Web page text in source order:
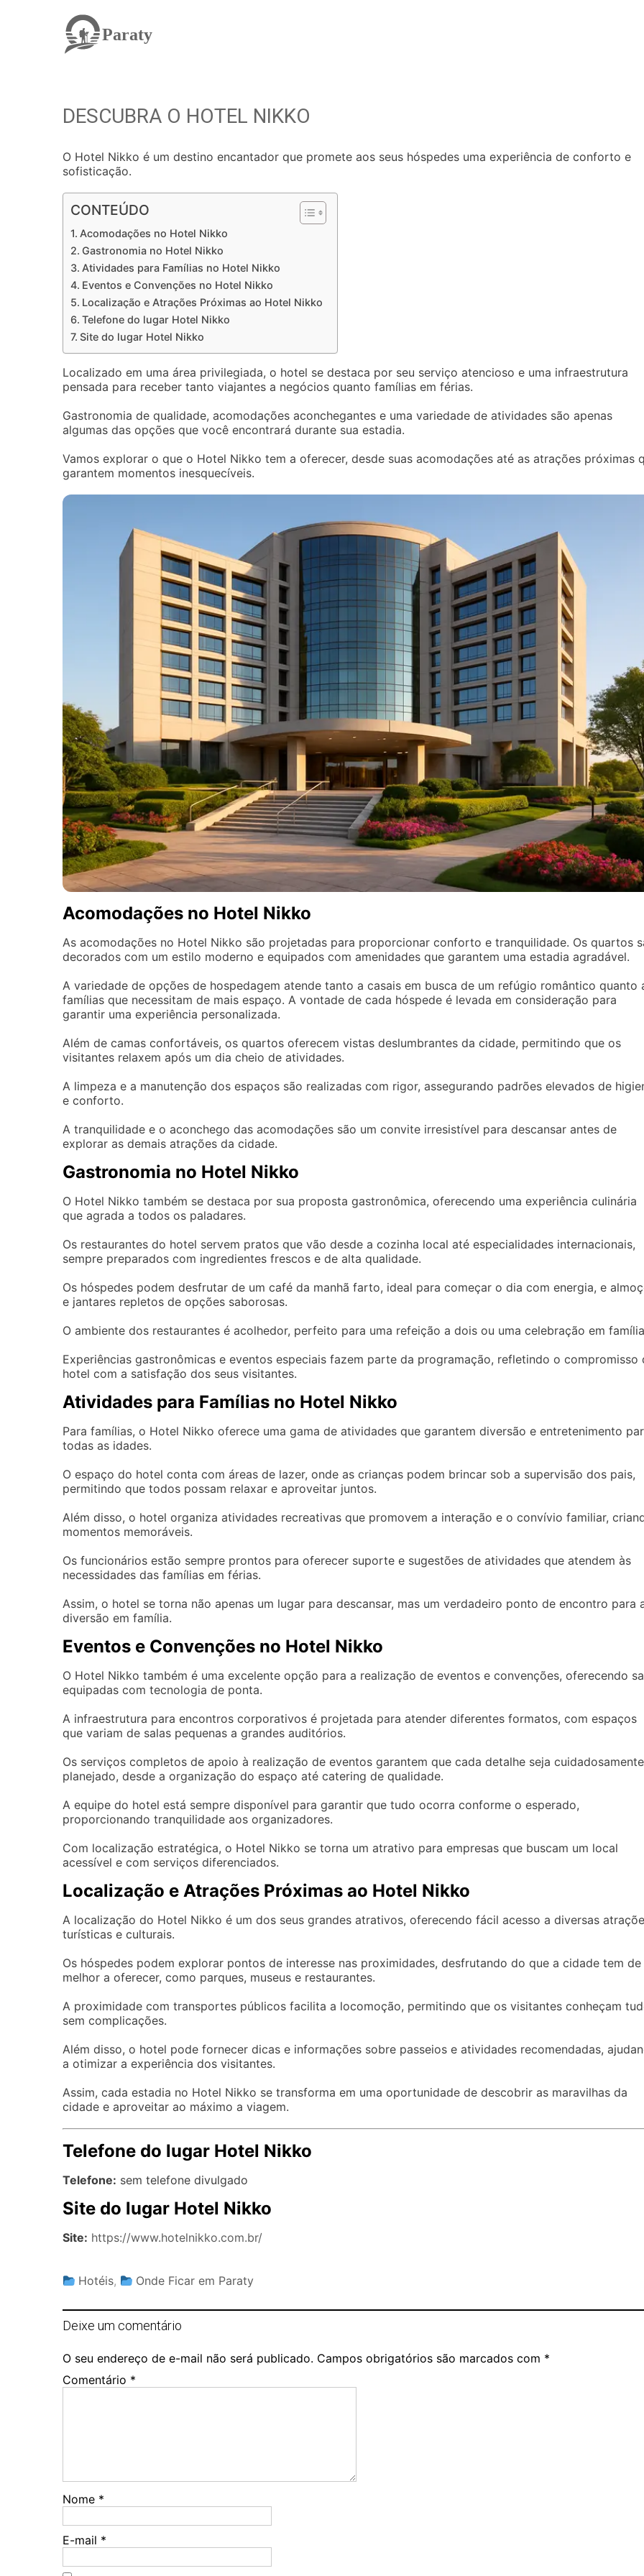
Paraty
DESCUBRA O HOTEL NIKKO
O Hotel Nikko é um destino encantador que promete aos seus hóspedes uma experiência de conforto e
sofisticação.
CONTEÚDO
Acomodações no Hotel Nikko
Gastronomia no Hotel Nikko
Atividades para Famílias no Hotel Nikko
Eventos e Convenções no Hotel Nikko
Localização e Atrações Próximas ao Hotel Nikko
Telefone do lugar Hotel Nikko
Site do lugar Hotel Nikko
Localizado em uma área privilegiada, o hotel se destaca por seu serviço atencioso e uma infraestrutura
pensada para receber tanto viajantes a negócios quanto famílias em férias.
Gastronomia de qualidade, acomodações aconchegantes e uma variedade de atividades são apenas
algumas das opções que você encontrará durante sua estadia.
Vamos explorar o que o Hotel Nikko tem a oferecer, desde suas acomodações até as atrações próximas
garantem momentos inesquecíveis.
Acomodações no Hotel Nikko
As acomodações no Hotel Nikko são projetadas para proporcionar conforto e tranquilidade. Os quartos
decorados com um estilo moderno e equipados com amenidades que garantem uma estadia agradável.
A variedade de opções de hospedagem atende tanto a casais em busca de um refúgio romântico quanto
famílias que necessitam de mais espaço. A vontade de cada hóspede é levada em consideração para
garantir uma experiência personalizada.
Além de camas confortáveis, os quartos oferecem vistas deslumbrantes da cidade, permitindo que os
visitantes relaxem após um dia cheio de atividades.
A limpeza e a manutenção dos espaços são realizadas com rigor, assegurando padrões elevados de
e conforto.
A tranquilidade e o aconchego das acomodações são um convite irresistível para descansar antes de
explorar as demais atrações da cidade.
Gastronomia no Hotel Nikko
O Hotel Nikko também se destaca por sua proposta gastronômica, oferecendo uma experiência culinária
que agrada a todos os paladares.
Os restaurantes do hotel servem pratos que vão desde a cozinha local até especialidades internacionais,
sempre preparados com ingredientes frescos e de alta qualidade.
Os hóspedes podem desfrutar de um café da manhã farto, ideal para começar o dia com energia, e
e jantares repletos de opções saborosas.
O ambiente dos restaurantes é acolhedor, perfeito para uma refeição a dois ou uma celebração em
Experiências gastronômicas e eventos especiais fazem parte da programação, refletindo o compromisso
hotel com a satisfação dos seus visitantes.
Atividades para Famílias no Hotel Nikko
Para famílias, o Hotel Nikko oferece uma gama de atividades que garantem diversão e entretenimento
todas as idades.
O espaço do hotel conta com áreas de lazer, onde as crianças podem brincar sob a supervisão dos pais,
permitindo que todos possam relaxar e aproveitar juntos.
Além disso, o hotel organiza atividades recreativas que promovem a interação e o convívio familiar,
momentos memoráveis.
Os funcionários estão sempre prontos para oferecer suporte e sugestões de atividades que atendem às
necessidades das famílias em férias.
Assim, o hotel se torna não apenas um lugar para descansar, mas um verdadeiro ponto de encontro para
diversão em família.
Eventos e Convenções no Hotel Nikko
O Hotel Nikko também é uma excelente opção para a realização de eventos e convenções, oferecendo
equipadas com tecnologia de ponta.
A infraestrutura para encontros corporativos é projetada para atender diferentes formatos, com espaços
que variam de salas pequenas a grandes auditórios.
Os serviços completos de apoio à realização de eventos garantem que cada detalhe seja cuidadosamente
planejado, desde a organização do espaço até catering de qualidade.
A equipe do hotel está sempre disponível para garantir que tudo ocorra conforme o esperado,
proporcionando tranquilidade aos organizadores.
Com localização estratégica, o Hotel Nikko se torna um atrativo para empresas que buscam um local
acessível e com serviços diferenciados.
Localização e Atrações Próximas ao Hotel Nikko
A localização do Hotel Nikko é um dos seus grandes atrativos, oferecendo fácil acesso a diversas
turísticas e culturais.
Os hóspedes podem explorar pontos de interesse nas proximidades, desfrutando do que a cidade tem de
melhor a oferecer, como parques, museus e restaurantes.
A proximidade com transportes públicos facilita a locomoção, permitindo que os visitantes conheçam
sem complicações.
Além disso, o hotel pode fornecer dicas e informações sobre passeios e atividades recomendadas,
a otimizar a experiência dos visitantes.
Assim, cada estadia no Hotel Nikko se transforma em uma oportunidade de descobrir as maravilhas da
cidade e aproveitar ao máximo a viagem.
Telefone do lugar Hotel Nikko
Telefone: sem telefone divulgado
Site do lugar Hotel Nikko
Site: https://www.hotelnikko.com.br/
Hotéis, Onde Ficar em Paraty
Deixe um comentário
O seu endereço de e-mail não será publicado. Campos obrigatórios são marcados com *
Comentário *
Nome *
E-mail *